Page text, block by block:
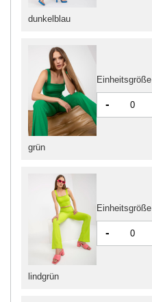
grün
Einheitsgröße
-
lindgrün
Einheitsgröße
-
dunkelblau